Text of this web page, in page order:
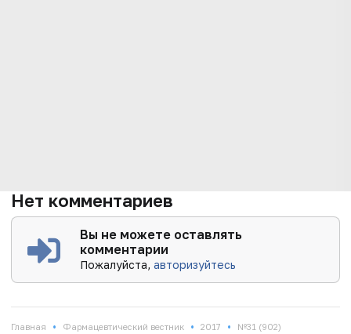
Нет комментариев
Вы не можете оставлять
комментарии
Пожалуйста,авторизуйтесь
Главная • Фармацевтический вестник • 2017 • №31 (902)